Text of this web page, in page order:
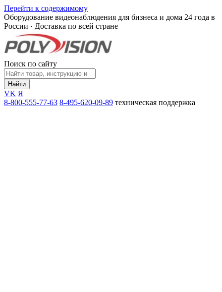
Перейти к содержимому
Оборудование видеонаблюдения для бизнеса и дома 24 года в
России · Доставка по всей стране
Поиск по сайту
Найти
VK Я
8-800-555-77-63 8-495-620-09-89 техническая поддержка